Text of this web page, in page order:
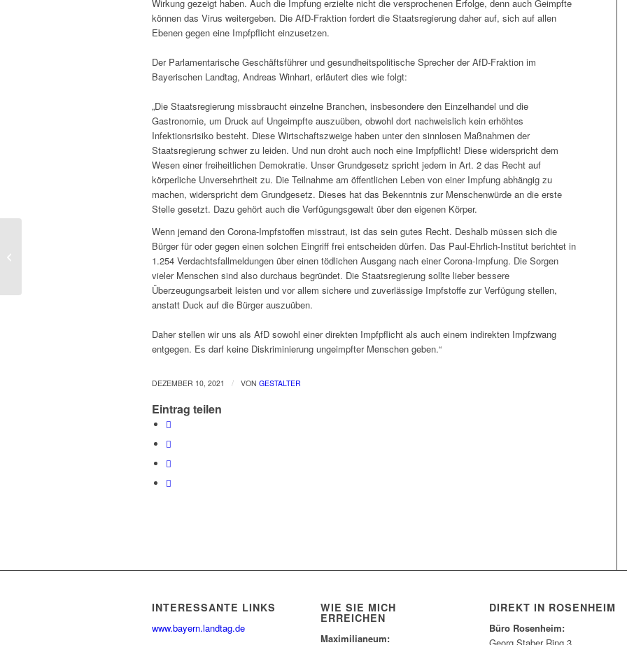
Wirkung gezeigt haben. Auch die Impfung erzielte nicht die versprochenen Erfolge, denn auch Geimpfte
können das Virus weitergeben. Die AfD-Fraktion fordert die Staatsregierung daher auf, sich auf allen
Ebenen gegen eine Impfpflicht einzusetzen.
Der Parlamentarische Geschäftsführer und gesundheitspolitische Sprecher der AfD-Fraktion im
Bayerischen Landtag, Andreas Winhart, erläutert dies wie folgt:
„Die Staatsregierung missbraucht einzelne Branchen, insbesondere den Einzelhandel und die
Gastronomie, um Druck auf Ungeimpfte auszuüben, obwohl dort nachweislich kein erhöhtes
Infektionsrisiko besteht. Diese Wirtschaftszweige haben unter den sinnlosen Maßnahmen der
Staatsregierung schwer zu leiden. Und nun droht auch noch eine Impfpflicht! Diese widerspricht dem
Wesen einer freiheitlichen Demokratie. Unser Grundgesetz spricht jedem in Art. 2 das Recht auf
körperliche Unversehrtheit zu. Die Teilnahme am öffentlichen Leben von einer Impfung abhängig zu
machen, widerspricht dem Grundgesetz. Dieses hat das Bekenntnis zur Menschenwürde an die erste
Stelle gesetzt. Dazu gehört auch die Verfügungsgewalt über den eigenen Körper.
Wenn jemand den Corona-Impfstoffen misstraut, ist das sein gutes Recht. Deshalb müssen sich die
Bürger für oder gegen einen solchen Eingriff frei entscheiden dürfen. Das Paul-Ehrlich-Institut berichtet in
1.254 Verdachtsfallmeldungen über einen tödlichen Ausgang nach einer Corona-Impfung. Die Sorgen
vieler Menschen sind also durchaus begründet. Die Staatsregierung sollte lieber bessere
Überzeugungsarbeit leisten und vor allem sichere und zuverlässige Impfstoffe zur Verfügung stellen,
anstatt Duck auf die Bürger auszuüben.
Daher stellen wir uns als AfD sowohl einer direkten Impfpflicht als auch einem indirekten Impfzwang
entgegen. Es darf keine Diskriminierung ungeimpfter Menschen geben.“
DEZEMBER 10, 2021 / VON GESTALTER
Eintrag teilen
INTERESSANTE LINKS
www.bayern.landtag.de
WIE SIE MICH
ERREICHEN
Maximilianeum:
DIREKT IN ROSENHEIM
Büro Rosenheim:
AfD fordert die Beibehaltung der
Schwarzwildprämie – „Wir setzen uns